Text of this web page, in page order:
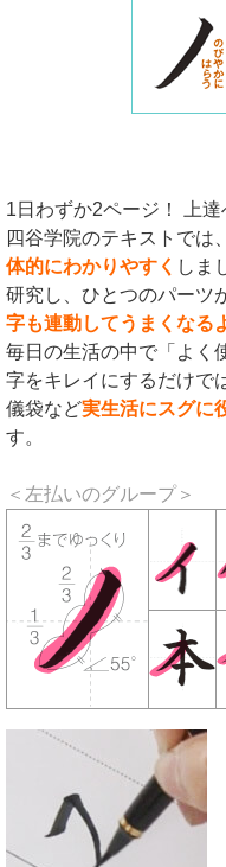
1日わずか2ページ！ 上達
四谷学院のテキストでは、
体的にわかりやすく しま
研究し、ひとつのパーツ
字も連動してうまくなる
毎日の生活の中で「よく
字をキレイにするだけで
儀袋など実生活にスグに
す。
＜左払いのグループ＞